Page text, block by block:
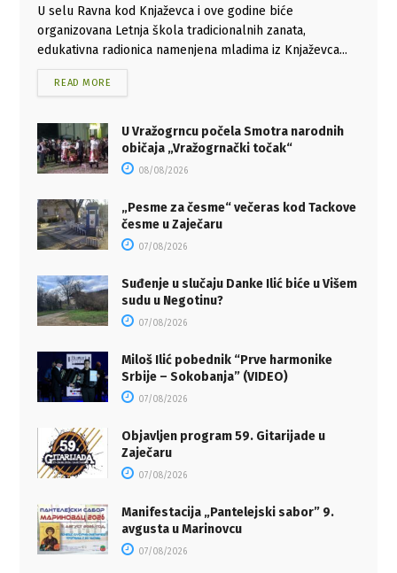
U selu Ravna kod Knjaževca i ove godine biće
organizovana Letnja škola tradicionalnih zanata,
edukativna radionica namenjena mladima iz Knjaževca...
READ MORE
U Vražogrncu počela Smotra narodnih
običaja „Vražogrnački točak“
08/08/2026
„Pesme za česme“ večeras kod Tackove
česme u Zaječaru
07/08/2026
Suđenje u slučaju Danke Ilić biće u Višem
sudu u Negotinu?
07/08/2026
Miloš Ilić pobednik “Prve harmonike
Srbije – Sokobanja” (VIDEO)
07/08/2026
Objavljen program 59. Gitarijade u
Zaječaru
07/08/2026
Manifestacija „Pantelejski sabor” 9.
avgusta u Marinovcu
07/08/2026